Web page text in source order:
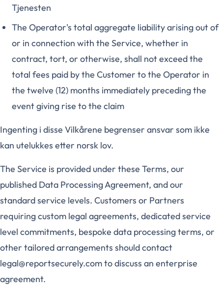
Tjenesten
The Operator's total aggregate liability arising out of
or in connection with the Service, whether in
contract, tort, or otherwise, shall not exceed the
total fees paid by the Customer to the Operator in
the twelve (12) months immediately preceding the
event giving rise to the claim
Ingenting i disse Vilkårene begrenser ansvar som ikke
kan utelukkes etter norsk lov.
The Service is provided under these Terms, our
published Data Processing Agreement, and our
standard service levels. Customers or Partners
requiring custom legal agreements, dedicated service
level commitments, bespoke data processing terms, or
other tailored arrangements should contact
legal@reportsecurely.com to discuss an enterprise
agreement.